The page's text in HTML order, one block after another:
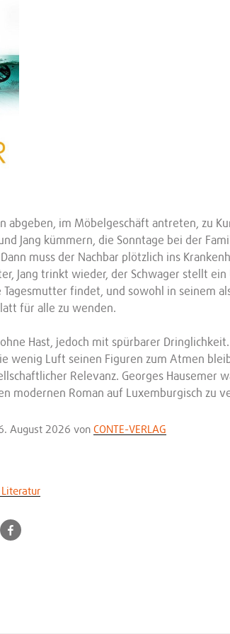
abgeben, im Möbelgeschäft antreten, zu
Jang kümmern, die Sonntage bei der
muss der Nachbar plötzlich ins
Jang trinkt wieder, der Schwager stellt
findet, und sowohl in seinem
für alle zu wenden.
Hast, jedoch mit spürbarer
wenig Luft seinen Figuren zum Atmen
Relevanz. Georges Hausemer
modernen Roman auf Luxemburgisch zu
August 2026 vonCONTE-VERLAG
Literatur
f